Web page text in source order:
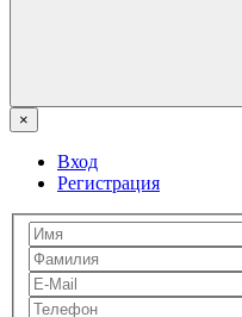
×
Вход
Регистрация